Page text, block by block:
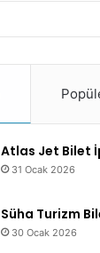
Atlas Jet Bilet
31 Ocak 2026
Süha Turizm
30 Ocak 2026